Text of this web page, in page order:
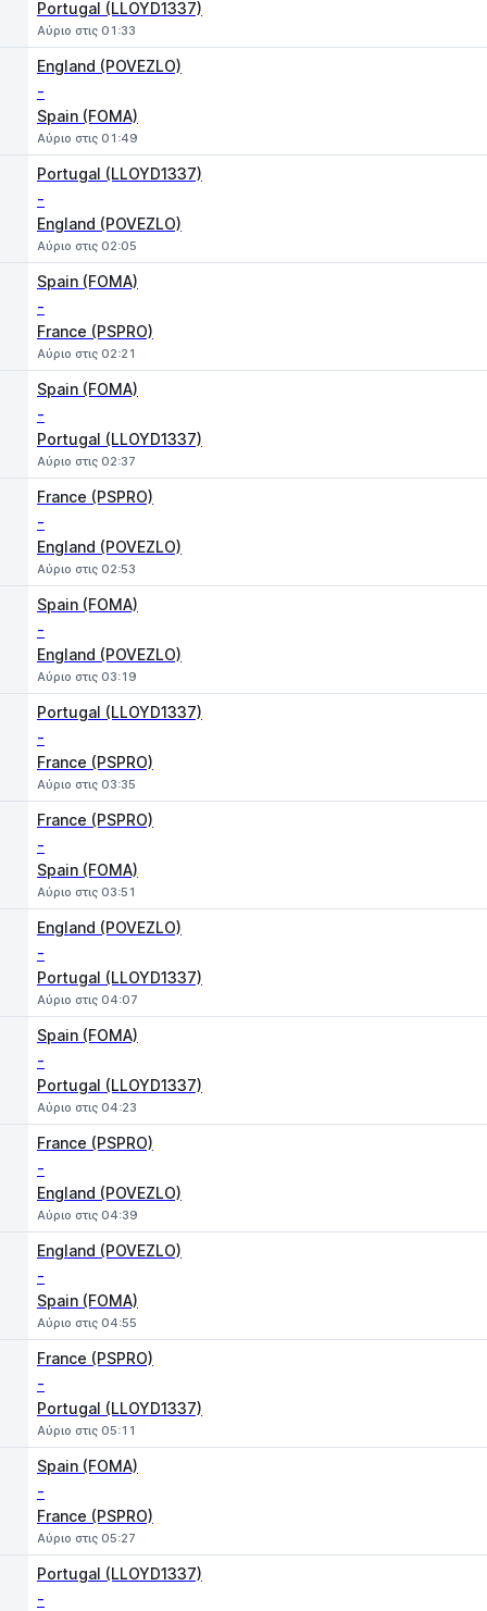
Portugal (LLOYD1337)
Αύριο στις 01:33
England (POVEZLO)
-
Spain (FOMA)
Αύριο στις 01:49
Portugal (LLOYD1337)
-
England (POVEZLO)
Αύριο στις 02:05
Spain (FOMA)
-
France (PSPRO)
Αύριο στις 02:21
Spain (FOMA)
-
Portugal (LLOYD1337)
Αύριο στις 02:37
France (PSPRO)
-
England (POVEZLO)
Αύριο στις 02:53
Spain (FOMA)
-
England (POVEZLO)
Αύριο στις 03:19
Portugal (LLOYD1337)
-
France (PSPRO)
Αύριο στις 03:35
France (PSPRO)
-
Spain (FOMA)
Αύριο στις 03:51
England (POVEZLO)
-
Portugal (LLOYD1337)
Αύριο στις 04:07
Spain (FOMA)
-
Portugal (LLOYD1337)
Αύριο στις 04:23
France (PSPRO)
-
England (POVEZLO)
Αύριο στις 04:39
England (POVEZLO)
-
Spain (FOMA)
Αύριο στις 04:55
France (PSPRO)
-
Portugal (LLOYD1337)
Αύριο στις 05:11
Spain (FOMA)
-
France (PSPRO)
Αύριο στις 05:27
Portugal (LLOYD1337)
-